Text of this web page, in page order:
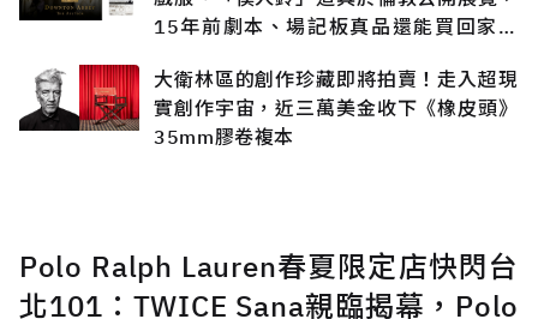
15年前劇本、場記板真品還能買回家收
大衛林區的創作珍藏即將拍賣！走入超現
實創作宇宙，近三萬美金收下《橡皮頭》
35mm膠卷複本
Polo Ralph Lauren春夏限定店快閃台
北101：TWICE Sana親臨揭幕，Polo